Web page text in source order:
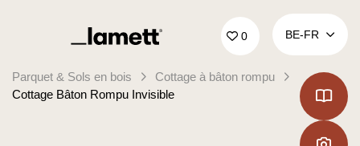
Retour à la page d'accueil 0 BE‑FR
Parquet & Sols en bois
Cottage à bâton rompu
Cottage Bâton Rompu Invisible